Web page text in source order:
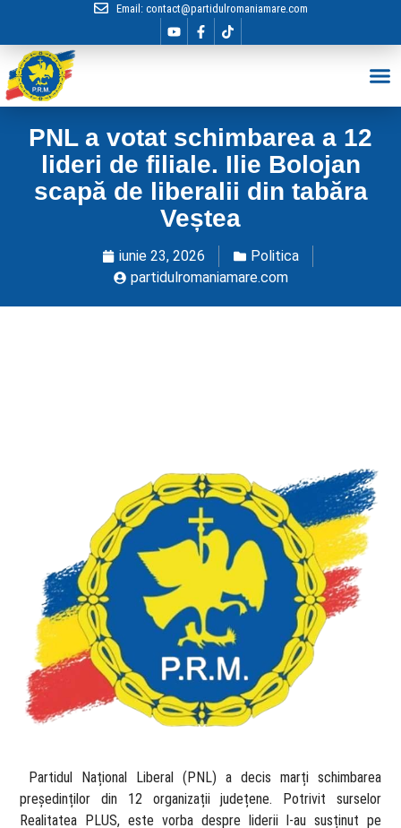
Email: contact@partidulromaniamare.com
PNL a votat schimbarea a 12
lideri de filiale. Ilie Bolojan
scapă de liberalii din tabăra
Veștea
iunie 23, 2026
Politica
partidulromaniamare.com
​ Partidul Național Liberal (PNL) a decis marți schimbarea
președinților din 12 organizații județene. Potrivit surselor
Realitatea PLUS, este vorba despre liderii l-au susținut pe